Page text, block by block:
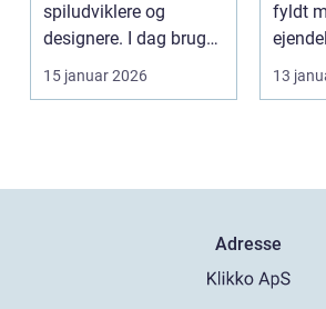
spiludviklere og
designere. I dag bruger
en lang række
virksomh...
15 januar 2026
fyldt
For
13
Adresse